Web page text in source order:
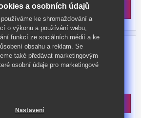
Kčs DPH
2 490 Kč **
židle SENA černá
kůže – imitace, barevné provedení
chromovaná noha a opěrka na
2 490 Kč **
a osobních údajů
ke shromažďování a
o výkonu a používání webu,
funkcí ze sociálních médií a ke
obsahu a reklam. Se
také předávat marketingovým
osobní údaje pro marketingové
Nastavení